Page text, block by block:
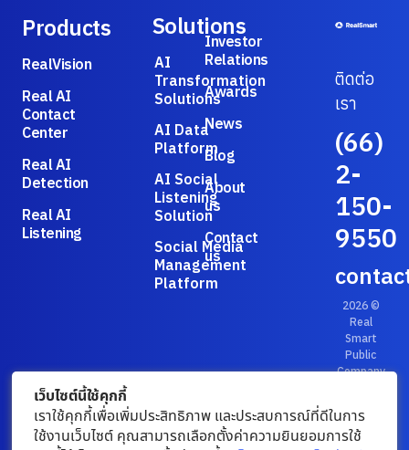
ติดต่อ
เรา
(66)
2-
150-
9550
2026 ©
Real
Smart
Public
Company
Privacy
Policy
Terms &
Products
RealVision
Real AI
Contact
Center
Real AI
Detection
Real AI
Listening
Solutions
AI
Transformation
Solutions
AI Data
Platform
AI Social
Listening
Solution
Social Media
Management
Platform
Investor
Relations
Awards
News
Blog
About
us
Contact
us
เว็บไซต์นี้ใช้คุกกี้
เราใช้คุกกี้เพื่อเพิ่มประสิทธิภาพ และประสบการณ์ที่ดีในการ
ใช้งานเว็บไซต์ คุณสามารถเลือกตั้งค่าความยินยอมการใช้